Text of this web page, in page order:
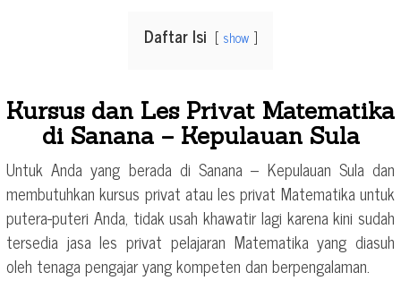
Daftar Isi show
Kursus dan Les Privat Matematika
di Sanana – Kepulauan Sula
Untuk Anda yang berada di Sanana – Kepulauan Sula dan
membutuhkan kursus privat atau les privat Matematika untuk
putera-puteri Anda, tidak usah khawatir lagi karena kini sudah
tersedia jasa les privat pelajaran Matematika yang diasuh
oleh tenaga pengajar yang kompeten dan berpengalaman.